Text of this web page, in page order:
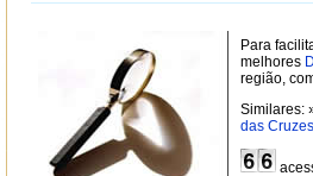
Para
melhores
região,
Similares:
das Cruzes